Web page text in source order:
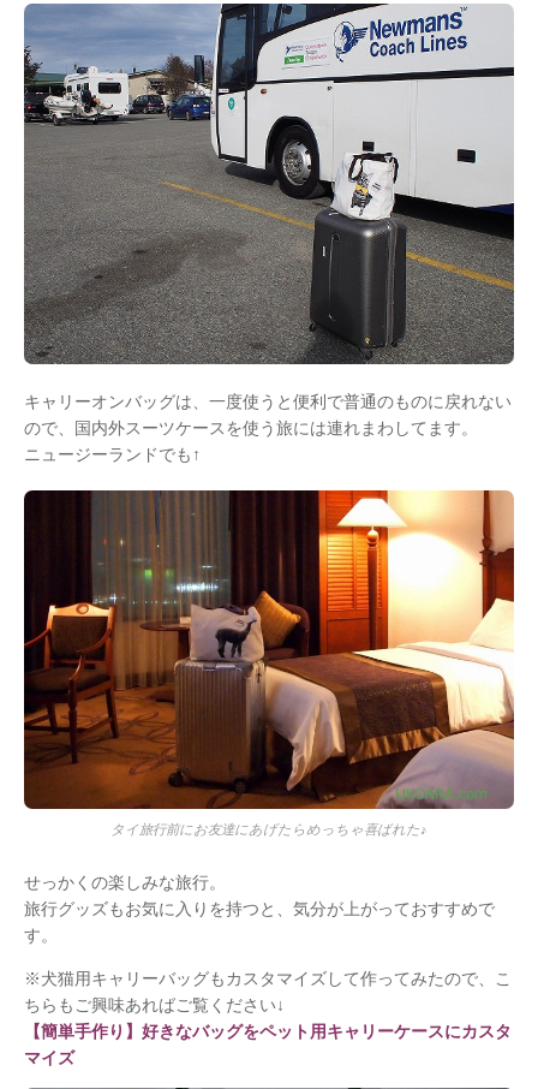
キャリーオンバッグは、一度使うと便利で普通のものに戻れない
ので、国内外スーツケースを使う旅には連れまわしてます。
ニュージーランドでも↑
タイ旅行前にお友達にあげたらめっちゃ喜ばれた♪
せっかくの楽しみな旅行。
旅行グッズもお気に入りを持つと、気分が上がっておすすめで
す。
※犬猫用キャリーバッグもカスタマイズして作ってみたので、こ
ちらもご興味あればご覧ください↓
【簡単手作り】好きなバッグをペット用キャリーケースにカスタ
マイズ